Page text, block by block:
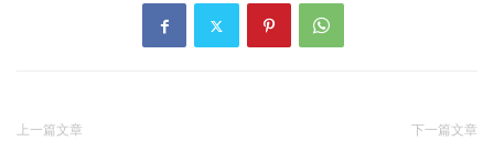
上一篇文章 下一篇文章